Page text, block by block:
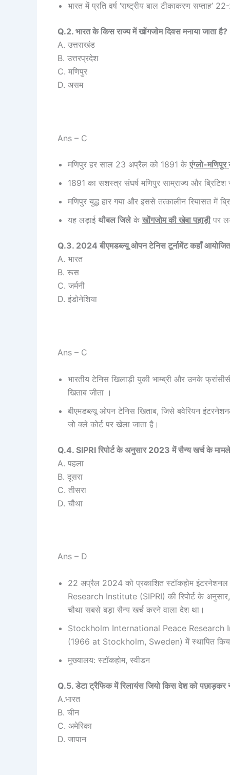
भारत में प्रति वर्ष ‘राष्ट्रीय बाल टीकाकरण सप्ताह’
Q.2. भारत के किस राज्य में खोंगजोम दिवस मनाया जाता है?
A. उत्तराखंड
B. उत्तरप्रदेश
C. मणिपुर
D. असम
Ans – C
मणिपुर हर साल 23 अप्रैल को 1891 के एंग्लो-मणिपुर
1891 का सशस्त्र संघर्ष मणिपुर साम्राज्य और
मणिपुर युद्ध हार गया और इससे तत्कालीन रियासत में
यह लड़ाई थौबल जिलेके खोंगजोम की खेबा पहाड़ीपर
Q.3. 2024 बीएमडब्ल्यू ओपन टेनिस टूर्नामेंट कहाँ आयोजित
A. भारत
B. रूस
C. जर्मनी
D. इंडोनेशिया
Ans – C
भारतीय टेनिस खिलाड़ी युकी भाम्ब्री और उनके
खिताब जीता ।
बीएमडब्ल्यू ओपन टेनिस खिताब, जिसे बवेरियन
जो क्ले कोर्ट पर खेला जाता है।
Q.4. SIPRI रिपोर्ट के अनुसार 2023 में सैन्य खर्च के
A. पहला
B. दूसरा
C. तीसरा
D. चौथा
Ans – D
22 अप्रैल 2024 को प्रकाशित स्टॉकहोम
Research Institute (SIPRI) की रिपोर्ट के
चौथा सबसे बड़ा सैन्य खर्च करने वाला देश था।
Stockholm International Peace Research
(1966 at Stockholm, Sweden) में स्थापित
मुख्यालय: स्टॉकहोम, स्वीडन
Q.5. डेटा ट्रैफिक में रिलायंस जियो किस देश को पछाड़कर
A.भारत
B. चीन
C. अमेरिका
D. जापान